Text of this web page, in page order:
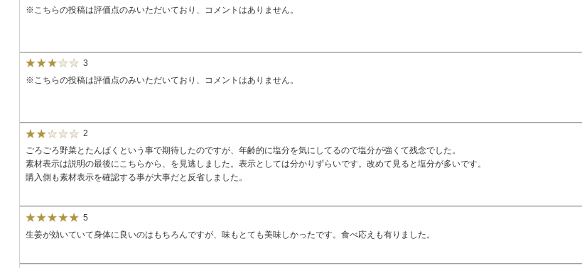
※こちらの投稿は評価点のみいただいており、コメントはありません。
3
※こちらの投稿は評価点のみいただいており、コメントはありません。
2
ごろごろ野菜とたんぱくという事で期待したのですが、年齢的に塩分を気にしてるので塩分が強くて残念でした。
素材表示は説明の最後にこちらから、を見逃しました。表示としては分かりずらいです。改めて見ると塩分が多いです。
購入側も素材表示を確認する事が大事だと反省しました。
5
生姜が効いていて身体に良いのはもちろんですが、味もとても美味しかったです。食べ応えも有りました。